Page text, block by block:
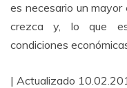
es necesario un
crezca y, lo que
condiciones
| Actualizado